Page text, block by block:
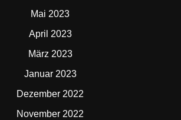
Mai 2023
April 2023
März 2023
Januar 2023
Dezember 2022
November 2022